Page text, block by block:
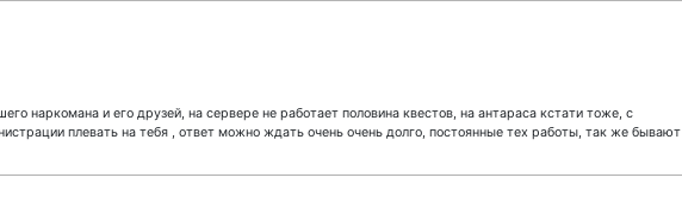
наркомана и его друзей, на сервере не работает половина квестов, на антараса кстати тоже, с
плевать на тебя , ответ можно ждать очень очень долго, постоянные тех работы, так же бывают